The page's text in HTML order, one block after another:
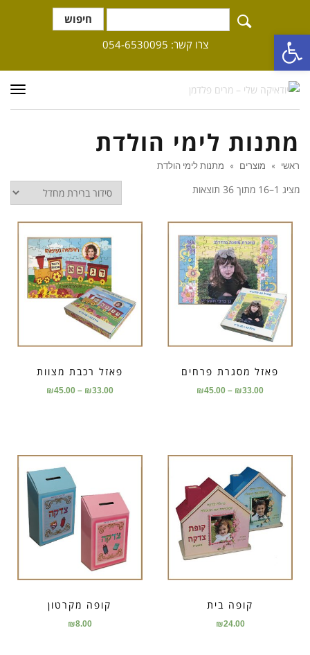
חיפוש
צרו קשר: 054-6530095
מתנות לימי הולדת
ראשי » מוצרים » מתנות לימי הולדת
מציג 1–16 מתוך 36 תוצאות
פאזל מסגרת פרחים
₪33.00
–
₪45.00
פאזל רכבת מצוות
₪33.00
–
₪45.00
קופה בית
₪24.00
קופה מקרטון
₪8.00
פתח סרגל נגישות